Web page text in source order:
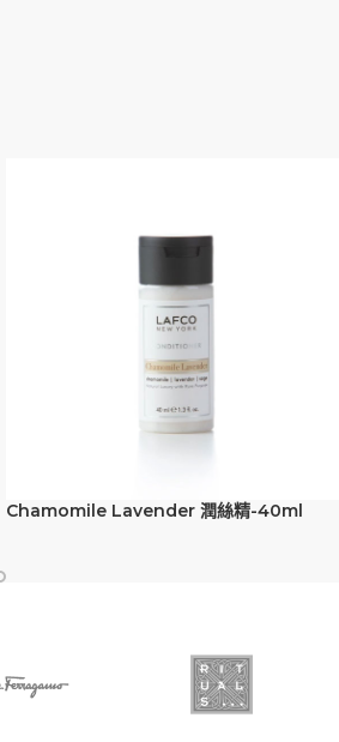
Chamomile Lavender 潤絲精-40ml